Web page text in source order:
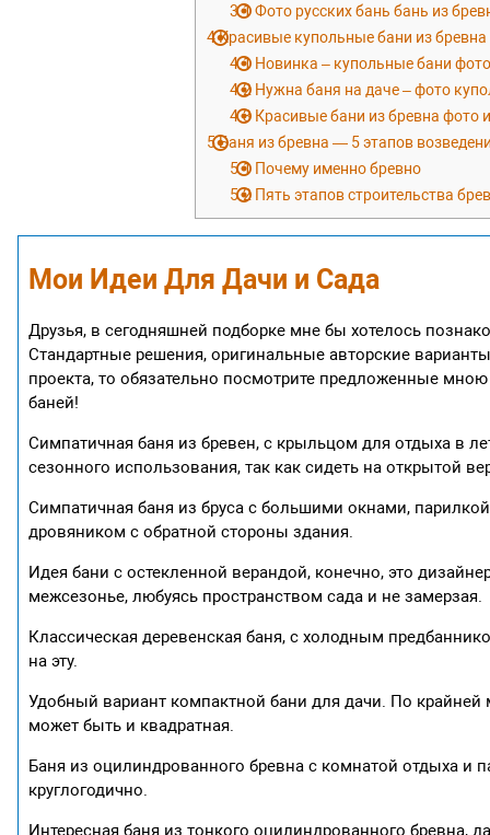
3.1Фото русских бань бань из
4Красивые купольные бани из бревна
4.1 Новинка – купольные бани
4.2 Нужна баня на даче – фото
4.3 Красивые бани из бревна фото
5Баня из бревна — 5 этапов
5.1 Почему именно бревно
5.2 Пять этапов строительства
Мои Идеи Для Дачи и Сада
Друзья, в сегодняшней подборке мне бы хотелось
Стандартные решения, оригинальные авторские
проекта, то обязательно посмотрите предложенные
баней!
Симпатичная баня из бревен, с крыльцом для отдыха в
сезонного использования, так как сидеть на открытой
Симпатичная баня из бруса с большими окнами,
дровяником с обратной стороны здания.
Идея бани с остекленной верандой, конечно, это
межсезонье, любуясь пространством сада и не замерзая.
Классическая деревенская баня, с холодным
на эту.
Удобный вариант компактной бани для дачи. По
может быть и квадратная.
Баня из оцилиндрованного бревна с комнатой отдыха
круглогодично.
Интересная баня из тонкого оцилиндрованного бревна,